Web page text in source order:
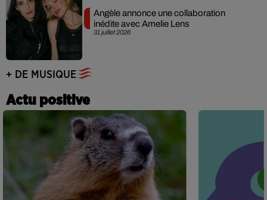
31 juillet 2026
Angèle annonce une collaboration
inédite avec Amelie Lens
+ DE MUSIQUE
Actu positive